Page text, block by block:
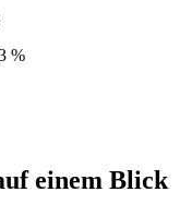
%
einem Blick